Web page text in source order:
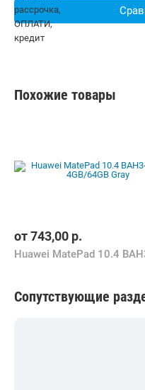
Похожие товары
от743,00 р.
Сопутствующие